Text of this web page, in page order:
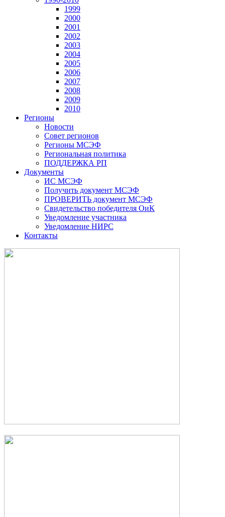
1999
2000
2001
2002
2003
2004
2005
2006
2007
2008
2009
2010
Регионы
Новости
Совет регионов
Регионы МСЭФ
Региональная политика
ПОДДЕРЖКА РП
Документы
ИС МСЭФ
Получить документ МСЭФ
ПРОВЕРИТЬ документ МСЭФ
Свидетельство победителя ОиК
Уведомление участника
Уведомление НИРС
Контакты